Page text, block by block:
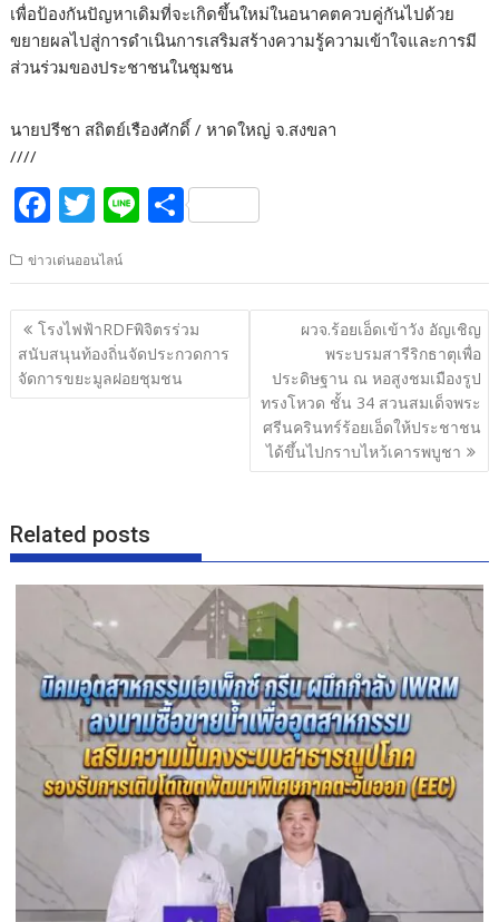
เพื่อป้องกันปัญหาเดิมที่จะเกิดขึ้นใหม่ในอนาคตควบคู่กันไปด้วย
ขยายผลไปสู่การดำเนินการเสริมสร้างความรู้ความเข้าใจและการมี
ส่วนร่วมของประชาชนในชุมชน
นายปรีชา สถิตย์เรืองศักดิ์ / หาดใหญ่ จ.สงขลา
////
F
e
b
o
o
T
w
itt
er
Li
e
S
ar
e
ข่าวเด่นออนไลน์
แนะแนว
เรื่อง
โรงไฟฟ้าRDFพิจิตรร่วม
สนับสนุนท้องถิ่นจัดประกวดการ
จัดการขยะมูลฝอยชุมชน
ผวจ.ร้อยเอ็ดเข้าวัง อัญเชิญ
พระบรมสารีริกธาตุเพื่อ
ประดิษฐาน ณ หอสูงชมเมืองรูป
ทรงโหวด ชั้น 34 สวนสมเด็จพระ
ศรีนครินทร์ร้อยเอ็ดให้ประชาชน
ได้ขึ้นไปกราบไหว้เคารพบูชา
Related posts